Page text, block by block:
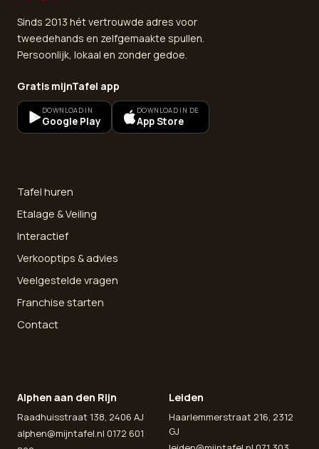
Sinds 2013 hét vertrouwde adres voor
tweedehands en zelfgemaakte spullen.
Persoonlijk, lokaal en zonder gedoe.
Gratis mijnTafel app
DOWNLOAD IN
Google Play
DOWNLOAD IN DE
App Store
Tafel huren
Etalage & Veiling
Interactief
Verkooptips & advies
Veelgestelde vragen
Franchise starten
Contact
Alphen aan den Rijn
Raadhuisstraat 138, 2406 AJ
alphen@mijntafel.nl 0172 601
Leiden
Haarlemmerstraat 216, 2312
GJ